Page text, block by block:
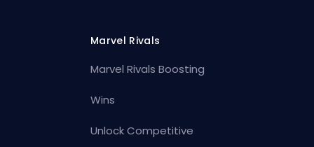
Marvel Rivals
Marvel Rivals Boosting
Wins
Unlock Competitive